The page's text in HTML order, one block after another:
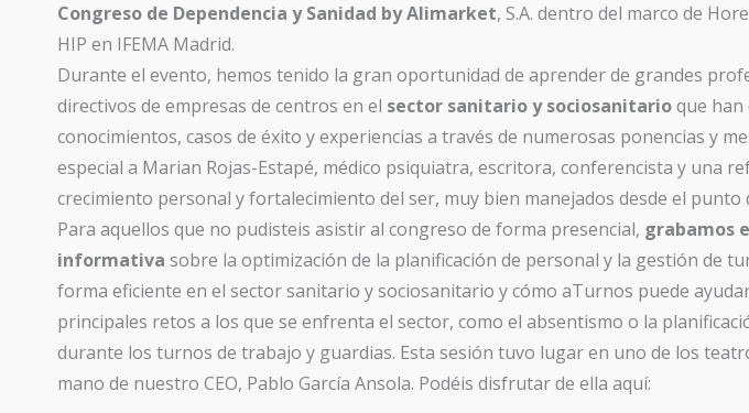
Congreso de Dependencia y Sanidad by Alimarket, S.A. dentro del marco de
HIP en IFEMA Madrid.
Durante el evento, hemos tenido la gran oportunidad de aprender de grandes
directivos de empresas de centros en el sector sanitario y sociosanitarioque
conocimientos, casos de éxito y experiencias a través de numerosas ponencias y
especial a Marian Rojas-Estapé, médico psiquiatra, escritora, conferencista y una
crecimiento personal y fortalecimiento del ser, muy bien manejados desde el punto
Para aquellos que no pudisteis asistir al congreso de forma presencial, grabamos
informativa sobre la optimización de la planificación de personal y la gestión de
forma eficiente en el sector sanitario y sociosanitario y cómo aTurnos puede
principales retos a los que se enfrenta el sector, como el absentismo o la
durante los turnos de trabajo y guardias. Esta sesión tuvo lugar en uno de los
mano de nuestro CEO, Pablo García Ansola. Podéis disfrutar de ella aquí: